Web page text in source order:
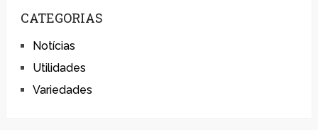
CATEGORIAS
Notícias
Utilidades
Variedades